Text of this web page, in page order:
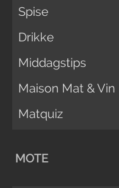
Spise
Drikke
Middagstips
Maison Mat & Vin
Matquiz
MOTE